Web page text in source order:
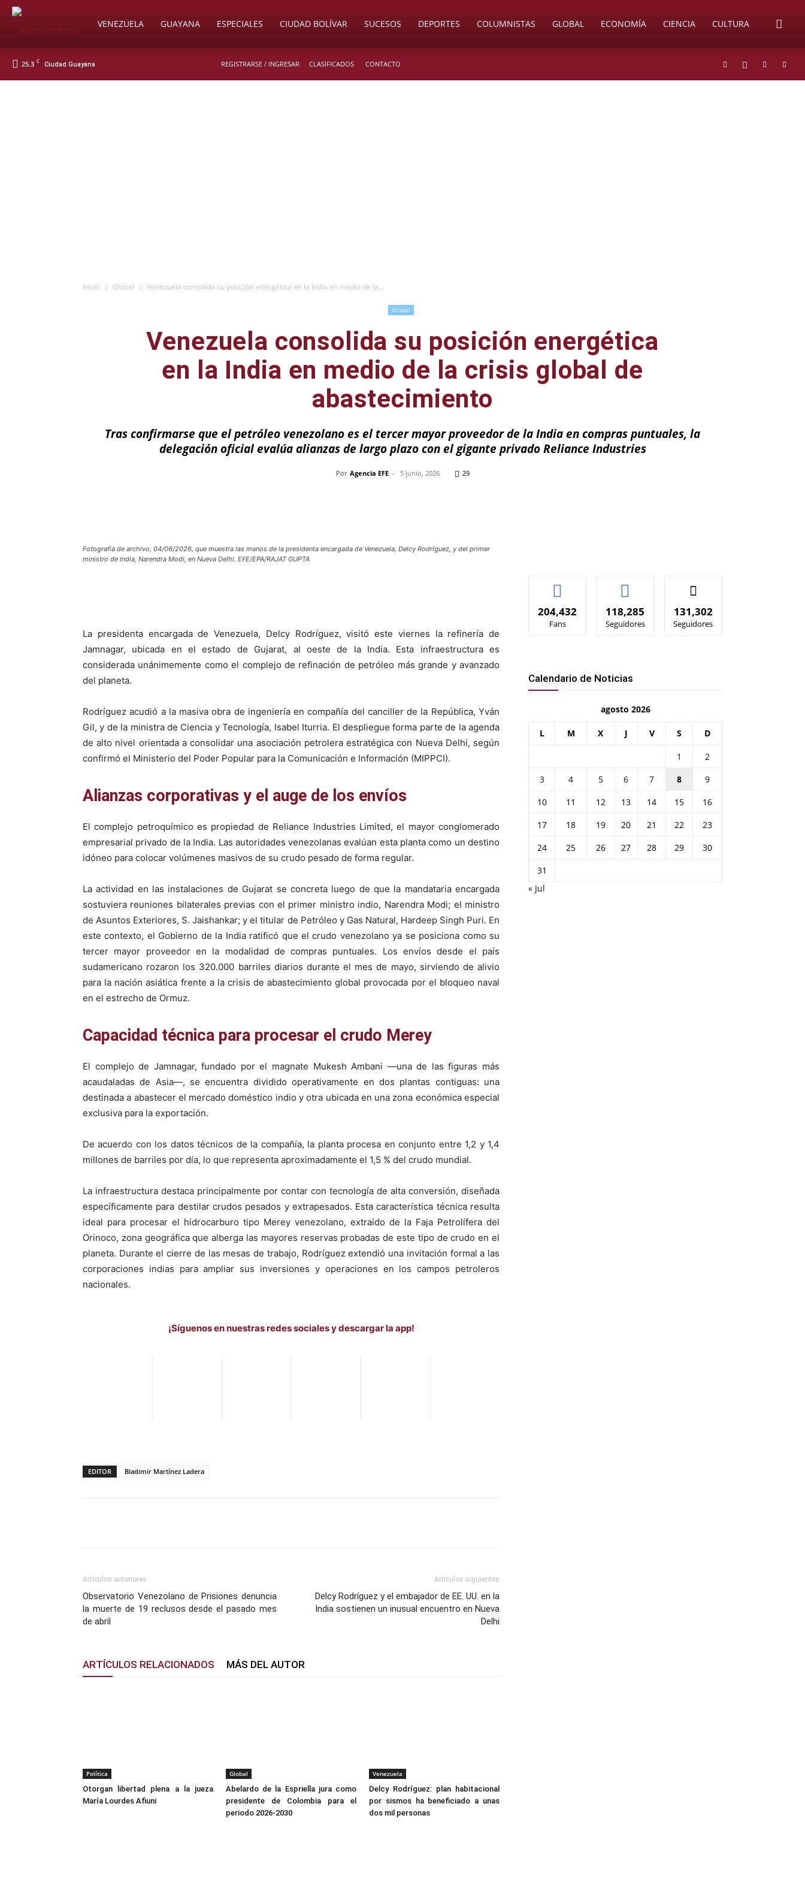
SoyVENEZUELA GUAYANA ESPECIALES CIUDAD BOLÍVAR SUCESOS DEPORTES COLUMNISTAS GLOBAL ECONOMÍA CIENCIA CULTURA
25.3 C Ciudad Guayana REGISTRARSE / INGRESAR CLASIFICADOS CONTACTO
Inicio Global Venezuela consolida su posición energética en la India en medio de la...
Global
Venezuela consolida su posición energética
en la India en medio de la crisis global de
abastecimiento
Tras confirmarse que el petróleo venezolano es el tercer mayor proveedor de la India en compras puntuales, la
delegación oficial evalúa alianzas de largo plazo con el gigante privado Reliance Industries
Por Agencia EFE - 5 junio, 2026 29
Fotografía de archivo, 04/06/2026, que muestra las manos de la presidenta encargada de Venezuela, Delcy Rodríguez, y del primer
ministro de India, Narendra Modi, en Nueva Delhi. EFE/EPA/RAJAT GUPTA
La presidenta encargada de Venezuela, Delcy Rodríguez, visitó este viernes la refinería de
Jamnagar, ubicada en el estado de Gujarat, al oeste de la India. Esta infraestructura es
considerada unánimemente como el complejo de refinación de petróleo más grande y avanzado
del planeta.
Rodríguez acudió a la masiva obra de ingeniería en compañía del canciller de la República, Yván
Gil, y de la ministra de Ciencia y Tecnología, Isabel Iturria. El despliegue forma parte de la agenda
de alto nivel orientada a consolidar una asociación petrolera estratégica con Nueva Delhi, según
confirmó el Ministerio del Poder Popular para la Comunicación e Información (MIPPCI).
Alianzas corporativas y el auge de los envíos
El complejo petroquímico es propiedad de Reliance Industries Limited, el mayor conglomerado
empresarial privado de la India. Las autoridades venezolanas evalúan esta planta como un destino
idóneo para colocar volúmenes masivos de su crudo pesado de forma regular.
La actividad en las instalaciones de Gujarat se concreta luego de que la mandataria encargada
sostuviera reuniones bilaterales previas con el primer ministro indio, Narendra Modi; el ministro
de Asuntos Exteriores, S. Jaishankar; y el titular de Petróleo y Gas Natural, Hardeep Singh Puri. En
este contexto, el Gobierno de la India ratificó que el crudo venezolano ya se posiciona como su
tercer mayor proveedor en la modalidad de compras puntuales. Los envíos desde el país
sudamericano rozaron los 320.000 barriles diarios durante el mes de mayo, sirviendo de alivio
para la nación asiática frente a la crisis de abastecimiento global provocada por el bloqueo naval
en el estrecho de Ormuz.
Capacidad técnica para procesar el crudo Merey
El complejo de Jamnagar, fundado por el magnate Mukesh Ambani —una de las figuras más
acaudaladas de Asia—, se encuentra dividido operativamente en dos plantas contiguas: una
destinada a abastecer el mercado doméstico indio y otra ubicada en una zona económica especial
exclusiva para la exportación.
De acuerdo con los datos técnicos de la compañía, la planta procesa en conjunto entre 1,2 y 1,4
millones de barriles por día, lo que representa aproximadamente el 1,5 % del crudo mundial.
La infraestructura destaca principalmente por contar con tecnología de alta conversión, diseñada
específicamente para destilar crudos pesados y extrapesados. Esta característica técnica resulta
ideal para procesar el hidrocarburo tipo Merey venezolano, extraído de la Faja Petrolífera del
Orinoco, zona geográfica que alberga las mayores reservas probadas de este tipo de crudo en el
planeta. Durante el cierre de las mesas de trabajo, Rodríguez extendió una invitación formal a las
corporaciones indias para ampliar sus inversiones y operaciones en los campos petroleros
nacionales.
¡Síguenos en nuestras redes sociales y descargar la app!
EDITOR Bladimir Martínez Ladera
Artículos anteriores
Observatorio Venezolano de Prisiones denuncia
la muerte de 19 reclusos desde el pasado mes
de abril
Artículos siguientes
Delcy Rodríguez y el embajador de EE. UU. en la
India sostienen un inusual encuentro en Nueva
Delhi
ARTÍCULOS RELACIONADOS MÁS DEL AUTOR
Política
Otorgan libertad plena a la jueza
María Lourdes Afiuni
Global
Abelardo de la Espriella jura como
presidente de Colombia para el
periodo 2026-2030
Venezuela
Delcy Rodríguez: plan habitacional
por sismos ha beneficiado a unas
dos mil personas
204,432
Fans
118,285
Seguidores
131,302
Seguidores
Calendario de Noticias
agosto 2026
L M X J V S D
1
2
3
4 5 6 7 8
9
10
11 12 13 14 15
16
17
18 19 20 21 22
23
24
25 26 27 28 29
30
31
« Jul